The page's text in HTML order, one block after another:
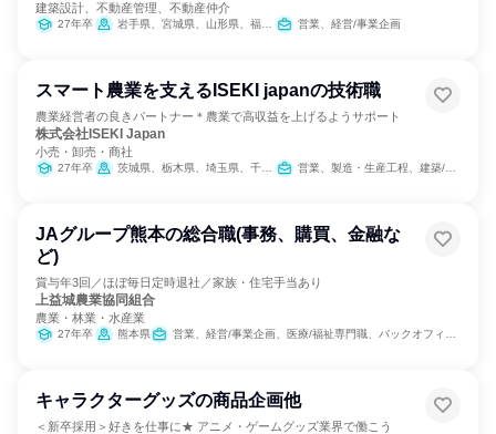
建築設計、不動産管理、不動産仲介
27年卒 岩手県、宮城県、山形県、福島県、茨城県、栃木県、群馬県、埼玉県、千葉県、東京都、神奈川県、新潟県、富山県、石川県、福井県、長野県、岐阜県、静岡県、愛知県、三重県、滋賀県、京都府、大阪府、兵庫県、奈良県、鳥取県、島根県、岡山県、広島県、山口県、愛媛県、高知県、福岡県、長崎県、熊本県、大分県、宮崎県、鹿児島県、沖縄県 営業、経営/事業企画
スマート農業を支えるISEKI japanの技術職
農業経営者の良きパートナー＊農業で高収益を上げるようサポート
株式会社ISEKI Japan
小売・卸売・商社
27年卒 茨城県、栃木県、埼玉県、千葉県、東京都、神奈川県、新潟県、山梨県、長野県 営業、製造・生産工程、建築/土木/プラント専門職
JAグループ熊本の総合職(事務、購買、金融な
ど)
賞与年3回／ほぼ毎日定時退社／家族・住宅手当あり
上益城農業協同組合
農業・林業・水産業
27年卒 熊本県 営業、経営/事業企画、医療/福祉専門職、バックオフィス・事務・受付、SCM/生産管理/購買/物流、組織運営管理・公務員・事務系職種、農林水産鉱業職種
キャラクターグッズの商品企画他
＜新卒採用＞好きを仕事に★ アニメ・ゲームグッズ業界で働こう